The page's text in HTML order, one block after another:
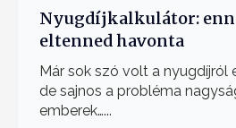
Nyugdíjkalkulátor:
eltenned havonta
Már sok szó volt a nyugdíjról
de sajnos a probléma
emberek…...